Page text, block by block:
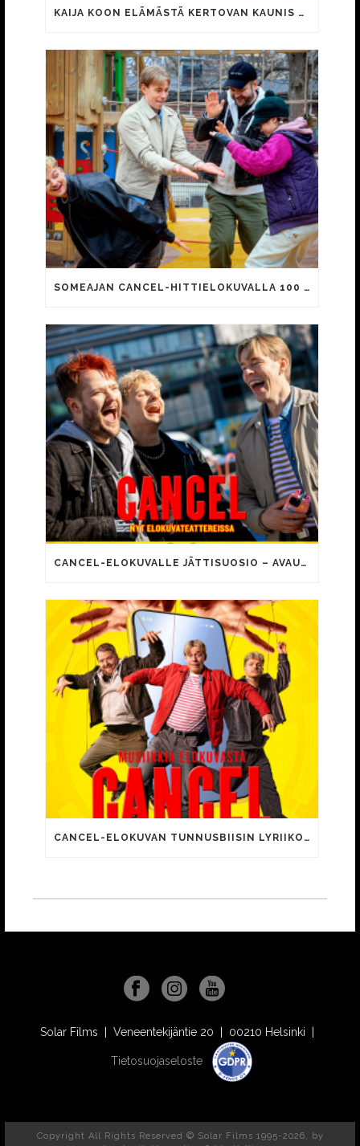
KAIJA KOON ELÄMÄSTÄ KERTOVAN KAUNIS RIETAS ONNELLINEN -ELOKUVAN TRAILER JULKI
SOMEAJAN CANCEL-HITTIELOKUVALLA 100 000 KATSOJAA!
CANCEL-ELOKUVALLE JÄTTISUOSIO – AVAUSPÄIVÄNÄ JO 15 492 KATSOJAA!
CANCEL-ELOKUVAN TUNNUSBIISIN LYRIIKOISSA TUTTUJA MEEMIHOKEMIA YOUTUBE-VIDEOILTA!
Solar Films | Veneentekijäntie 20 | 00210 Helsinki |
Tietosuojaseloste
Copyright All Rights Reserved © Solar Films 1995-2026, by